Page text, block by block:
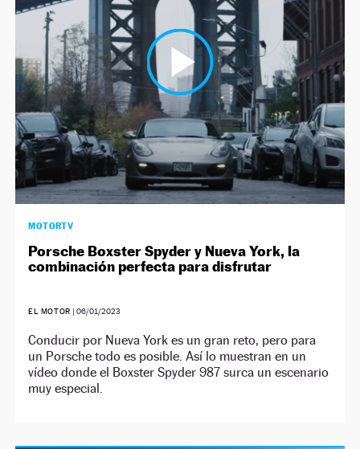
MOTORTV
Porsche Boxster Spyder y Nueva York, la
combinación perfecta para disfrutar
EL MOTOR | 06/01/2023
Conducir por Nueva York es un gran reto, pero para
un Porsche todo es posible. Así lo muestran en un
vídeo donde el Boxster Spyder 987 surca un escenario
muy especial.